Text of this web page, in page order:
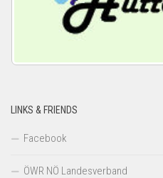
LINKS & FRIENDS
Facebook
ÖWR NÖ Landesverband